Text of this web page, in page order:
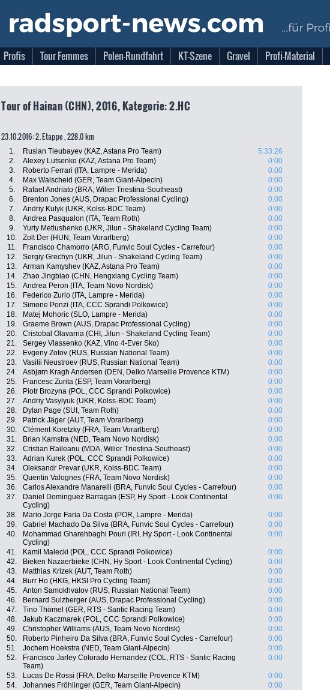
Profis Tour Femmes Polen-Rundfahrt KT-Szene Gravel Profi-Material
Tour of Hainan (CHN), 2016, Kategorie: 2.HC
23.10.2016: 2. Etappe , 228.0 km
1. Ruslan Tleubayev (KAZ, Astana Pro Team)
5:33:26
2.
Alexey Lutsenko (KAZ, Astana Pro Team)
0:00
3.
Roberto Ferrari (ITA, Lampre - Merida)
0:00
4.
Max Walscheid (GER, Team Giant-Alpecin)
0:00
5.
Rafael Andriato (BRA, Wilier Triestina-Southeast)
0:00
6.
Brenton Jones (AUS, Drapac Professional Cycling)
0:00
7.
Andriy Kulyk (UKR, Kolss-BDC Team)
0:00
8.
Andrea Pasqualon (ITA, Team Roth)
0:00
9.
Yuriy Metlushenko (UKR, Jilun - Shakeland Cycling Team)
0:00
10.
Zolt Der (HUN, Team Vorarlberg)
0:00
11.
Francisco Chamorro (ARG, Funvic Soul Cycles - Carrefour)
0:00
12.
Sergiy Grechyn (UKR, Jilun - Shakeland Cycling Team)
0:00
13.
Arman Kamyshev (KAZ, Astana Pro Team)
0:00
14.
Zhao Jingbiao (CHN, Hengxiang Cycling Team)
0:00
15.
Andrea Peron (ITA, Team Novo Nordisk)
0:00
16.
Federico Zurlo (ITA, Lampre - Merida)
0:00
17.
Simone Ponzi (ITA, CCC Sprandi Polkowice)
0:00
18.
Matej Mohoric (SLO, Lampre - Merida)
0:00
19.
Graeme Brown (AUS, Drapac Professional Cycling)
0:00
20.
Cristobal Olavarria (CHI, Jilun - Shakeland Cycling Team)
0:00
21.
Sergey Vlassenko (KAZ, Vino 4-Ever Sko)
0:00
22.
Evgeny Zotov (RUS, Russian National Team)
0:00
23.
Vasilii Neustroev (RUS, Russian National Team)
0:00
24.
Asbjørn Kragh Andersen (DEN, Delko Marseille Provence KTM)
0:00
25.
Francesc Zurita (ESP, Team Vorarlberg)
0:00
26.
Piotr Brozyna (POL, CCC Sprandi Polkowice)
0:00
27.
Andriy Vasylyuk (UKR, Kolss-BDC Team)
0:00
28.
Dylan Page (SUI, Team Roth)
0:00
29.
Patrick Jäger (AUT, Team Vorarlberg)
0:00
30.
Clément Koretzky (FRA, Team Vorarlberg)
0:00
31.
Brian Kamstra (NED, Team Novo Nordisk)
0:00
32.
Cristian Raileanu (MDA, Wilier Triestina-Southeast)
0:00
33.
Adrian Kurek (POL, CCC Sprandi Polkowice)
0:00
34.
Oleksandr Prevar (UKR, Kolss-BDC Team)
0:00
35.
Quentin Valognes (FRA, Team Novo Nordisk)
0:00
36.
Carlos Alexandre Manarelli (BRA, Funvic Soul Cycles - Carrefour)
0:00
37.
Daniel Dominguez Barragan (ESP, Hy Sport - Look Continental
Cycling)
0:00
38. Mario Jorge Faria Da Costa (POR, Lampre - Merida)
0:00
39.
Gabriel Machado Da Silva (BRA, Funvic Soul Cycles - Carrefour)
0:00
40.
Mohammad Gharehbaghi Pouri (IRI, Hy Sport - Look Continental
Cycling)
0:00
41. Kamil Malecki (POL, CCC Sprandi Polkowice)
0:00
42.
Bieken Nazaerbieke (CHN, Hy Sport - Look Continental Cycling)
0:00
43.
Matthias Krizek (AUT, Team Roth)
0:00
44.
Burr Ho (HKG, HKSI Pro Cycling Team)
0:00
45.
Anton Samokhvalov (RUS, Russian National Team)
0:00
46.
Bernard Sulzberger (AUS, Drapac Professional Cycling)
0:00
47.
Tino Thömel (GER, RTS - Santic Racing Team)
0:00
48.
Jakub Kaczmarek (POL, CCC Sprandi Polkowice)
0:00
49.
Christopher Williams (AUS, Team Novo Nordisk)
0:00
50.
Roberto Pinheiro Da Silva (BRA, Funvic Soul Cycles - Carrefour)
0:00
51.
Jochem Hoekstra (NED, Team Giant-Alpecin)
0:00
52.
Francisco Jarley Colorado Hernandez (COL, RTS - Santic Racing
Team)
0:00
53. Lucas De Rossi (FRA, Delko Marseille Provence KTM)
0:00
54.
Johannes Fröhlinger (GER, Team Giant-Alpecin)
0:00
Facebook
Twitter
Newsletter: